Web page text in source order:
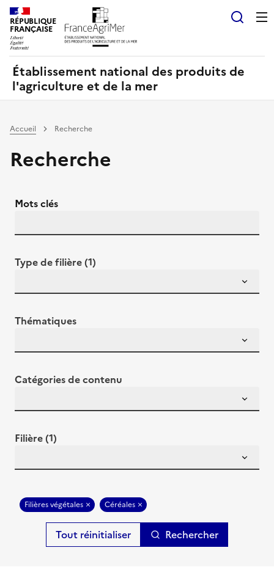
RÉPUBLIQUE
FRANÇAISE
Établissement national des produits de
l'agriculture et de la mer
Accueil Recherche
Recherche
Mots clés
Type de filière (1)
Thématiques
Catégories de contenu
Filière (1)
Filières végétales Céréales
Rechercher
Panneau de gestion des cookies